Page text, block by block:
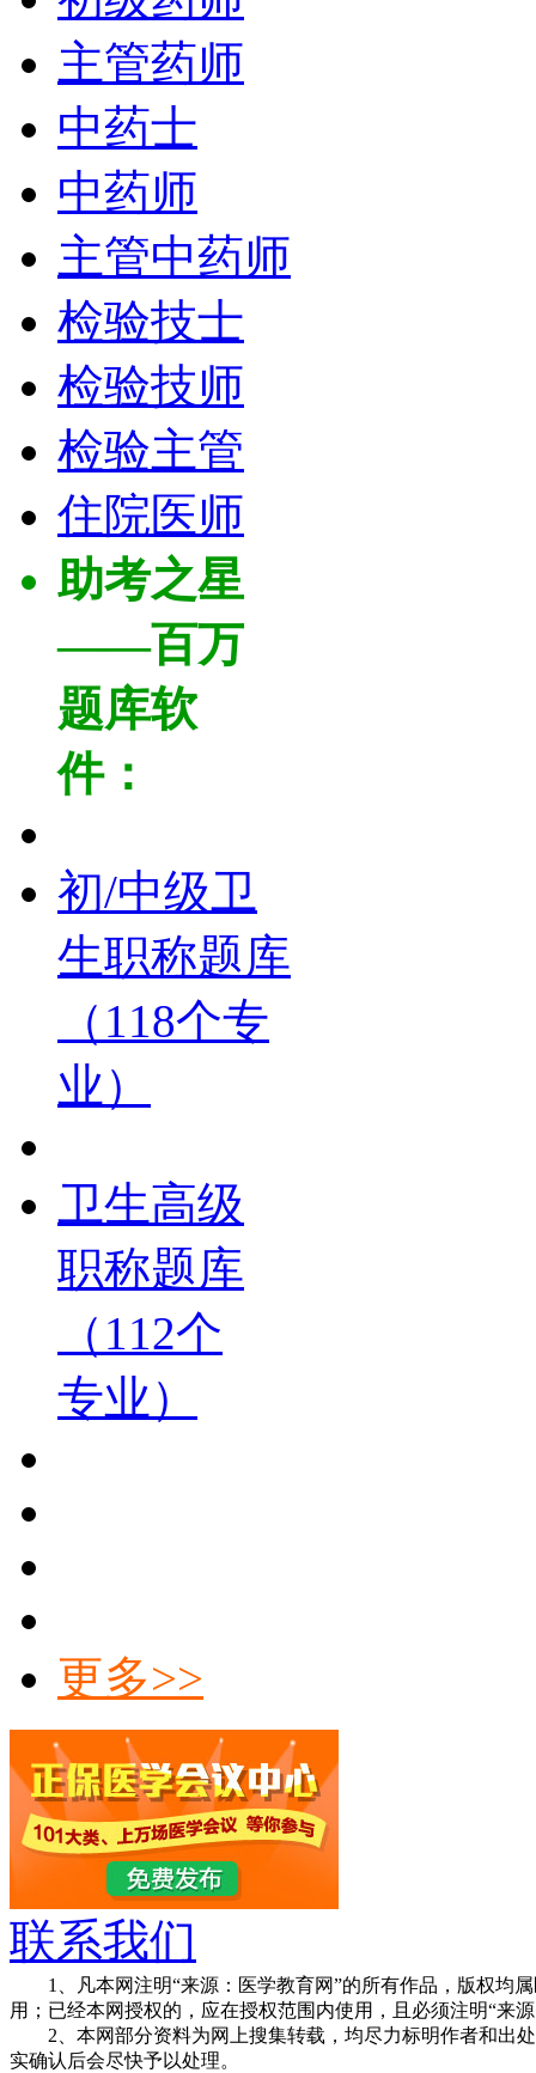
主管药师
中药士
中药师
主管中药师
检验技士
检验技师
检验主管
住院医师
助考之星
——百万
题库软
件：
初/中级卫
生职称题库
（118个专
业）
卫生高级
职称题库
（112个
专业）
更多>>
联系我们
1、凡本网注明“来源：医学教育网”的所有作品，版权均
用；已经本网授权的，应在授权范围内使用，且必须注明“来
2、本网部分资料为网上搜集转载，均尽力标明作者和出
实确认后会尽快予以处理。